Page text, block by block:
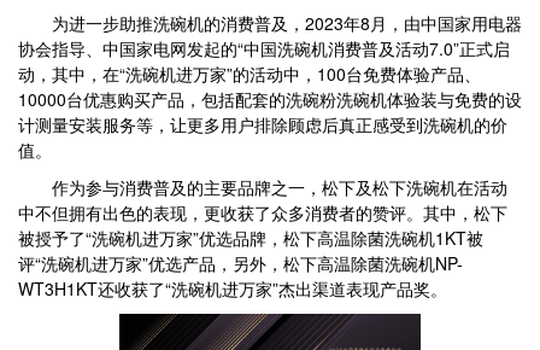
为进一步助推洗碗机的消费普及，2023年8月，由中国家用电器
协会指导、中国家电网发起的“中国洗碗机消费普及活动7.0”正式启
动，其中，在“洗碗机进万家”的活动中，100台免费体验产品、
10000台优惠购买产品，包括配套的洗碗粉洗碗机体验装与免费的设
计测量安装服务等，让更多用户排除顾虑后真正感受到洗碗机的价
值。
作为参与消费普及的主要品牌之一，松下及松下洗碗机在活动
中不但拥有出色的表现，更收获了众多消费者的赞评。其中，松下
被授予了“洗碗机进万家”优选品牌，松下高温除菌洗碗机1KT被
评“洗碗机进万家”优选产品，另外，松下高温除菌洗碗机NP-
WT3H1KT还收获了“洗碗机进万家”杰出渠道表现产品奖。